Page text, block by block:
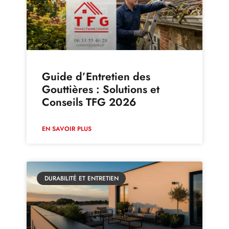
Guide d’Entretien des
Gouttières : Solutions et
Conseils TFG 2026
EN SAVOIR PLUS
DURABILITÉ ET ENTRETIEN